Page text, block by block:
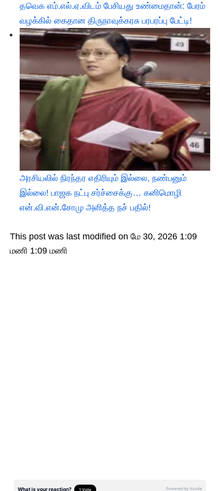
தவெக எம்.எல்.ஏ.விடம் பேசியது உண்மைதான்: பேரம்
வழக்கில் கைதான திருநாவுக்கரசு பரபரப்பு பேட்டி!
அரசியலில் நிரந்தர எதிரியும் இல்லை, நண்பனும்
இல்லை! பாஜக நட்பு சர்ச்சைக்கு… கனிமொழி
என்.வி.என்.சோமு அளித்த நச் பதில்!
This post was last modified on மே 30, 2026 1:09
மணி 1:09 மணி